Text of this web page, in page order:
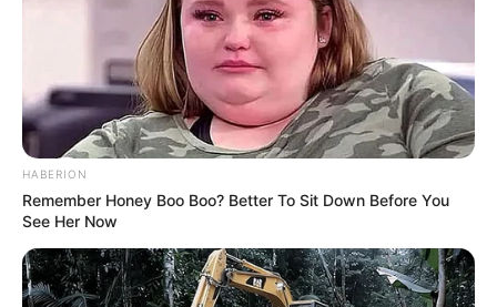
HABERION
Remember Honey Boo Boo? Better To Sit Down Before You
See Her Now